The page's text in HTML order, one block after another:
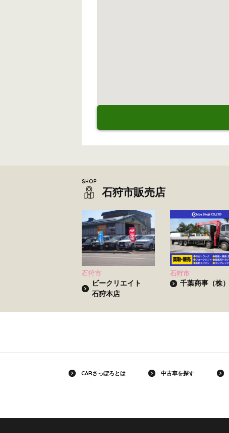
石狩市販売店
石狩市
ビークリエイト
石狩本店
石狩市
千葉商事（株）
CARさっぽろとは 中古車を探す